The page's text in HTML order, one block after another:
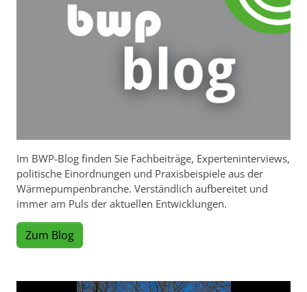
Im BWP-Blog finden Sie Fachbeiträge, Experteninterviews,
politische Einordnungen und Praxisbeispiele aus der
Wärmepumpenbranche. Verständlich aufbereitet und
immer am Puls der aktuellen Entwicklungen.
Zum Blog